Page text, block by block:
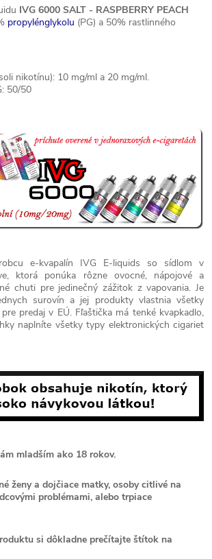
IVG 6000 SALT - RASPBERRY PEACH
propylénglykolu (PG) a 50% rastlinného
nikotínu): 10 mg/ml a 20 mg/ml.
50/50
e-kvapalín IVG E-liquids so sídlom v
ktorá ponúka rôzne ovocné, nápojové a
chuti pre jedinečný zážitok z vapovania. Je
surovín a jej produkty vlastnia všetky
predaj v EÚ. Fľaštička má tenké kvapkadlo,
naplníte všetky typy elektronických cigariet
mladším ako 18 rokov.
ženy a dojčiace matky, osoby citlivé na
problémami, alebo trpiace
si dôkladne prečítajte štítok na